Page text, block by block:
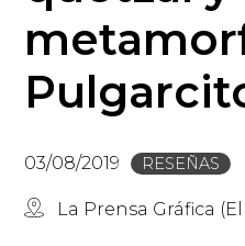
03/08/2019 RESEÑAS
La Prensa Gráfica